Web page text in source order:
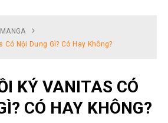
Có Nội Dung Gì? Có Hay Không?
CÓ HAY KHÔNG?